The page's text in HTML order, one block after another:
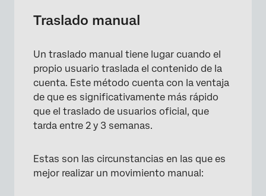
Traslado manual
Un traslado manual tiene lugar cuando el
propio usuario traslada el contenido de la
cuenta. Este método cuenta con la ventaja
de que es significativamente más rápido
que el traslado de usuarios oficial, que
tarda entre 2 y 3 semanas.
Estas son las circunstancias en las que es
mejor realizar un movimiento manual: